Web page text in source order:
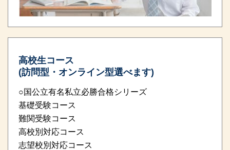
高校生コース
(訪問型・オンライン型選べます)
○国公立有名私立必勝合格シリーズ
基礎受験コース
難関受験コース
高校別対応コース
志望校別対応コース